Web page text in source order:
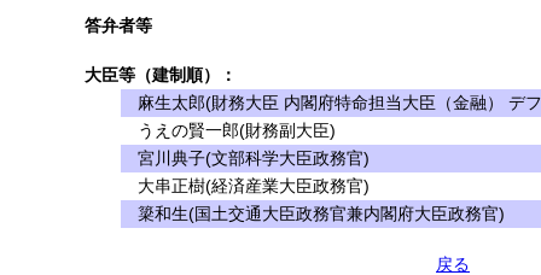
答弁者等
大臣等（建制順）：
麻生太郎(財務大臣 内閣府特命担当大臣（金融） デ
うえの賢一郎(財務副大臣)
宮川典子(文部科学大臣政務官)
大串正樹(経済産業大臣政務官)
簗和生(国土交通大臣政務官兼内閣府大臣政務官)
戻る